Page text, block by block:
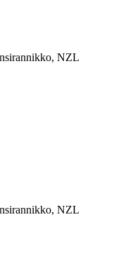
NZL
NZL